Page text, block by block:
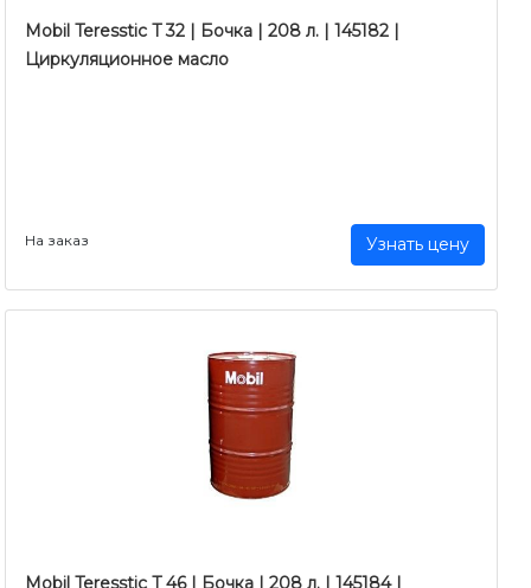
Mobil Teresstic T 32 | Бочка | 208 л. | 145182 |
Циркуляционное масло
На заказ Узнать цену
Mobil Teresstic T 46 | Бочка | 208 л. | 145184 |